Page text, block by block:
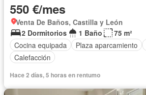
550 €/mes
Venta De Baños, Castilla y León
2 Dormitorios
1 Baño
75 m²
Cocina equipada
Plaza aparcamiento
Calefacción
Hace 2 días, 5 horas en rentumo